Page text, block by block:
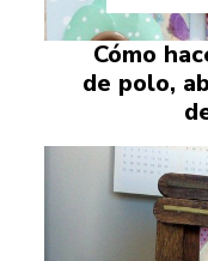
Cómo
de polo,